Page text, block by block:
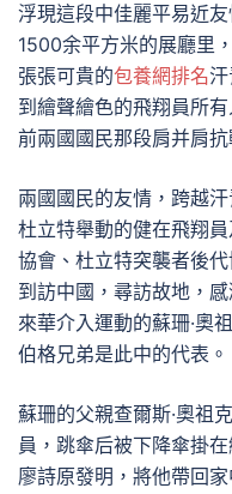
浮現這段中佳麗平易近
1500余平方米的展廳里
張張可貴的包養網排名
到繪聲繪色的飛翔員所
前兩國國民那段肩并肩抗
兩國國民的友情，跨越
杜立特舉動的健在飛翔
協會、杜立特突襲者後
到訪中國，尋訪故地，
來華介入運動的蘇珊·奧
伯格兄弟是此中的代表。
蘇珊的父親查爾斯·奧祖
員，跳傘后被下降傘掛
廖詩原發明，將他帶回